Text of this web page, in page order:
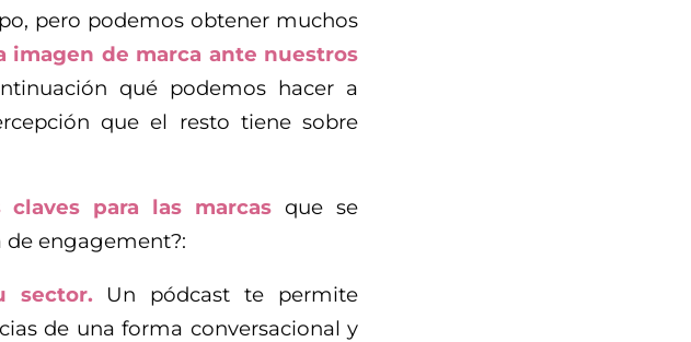
pero podemos obtener muchos
imagen de marca ante nuestros
qué podemos hacer a
que el resto tiene sobre
claves para las marcas que se
de engagement?:
sector. Un pódcast te permite
de una forma conversacional y